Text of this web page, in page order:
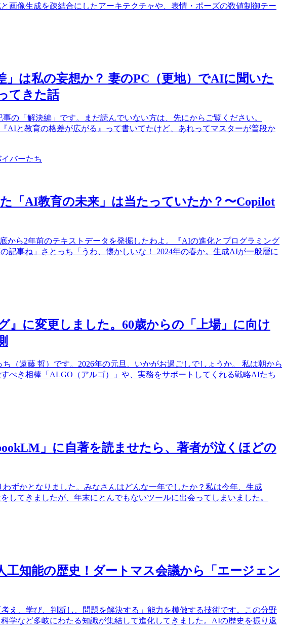
画像生成を疎結合にしたアーキテクチャや、表情・ポーズの数値制御テー
」は私の妄想か？ 妻のPC（更地）でAIに聞いた
てきた話
の「解決編」です。まだ読んでいない方は、先にからご覧ください。
AIと教育の格差が広がる』って書いてたけど、あれってマスターが普段か
バーたち
た「AI教育の未来」は当たっていたか？〜Copilot
から2年前のテキストデータを発掘したわよ。『AIの進化とプログラミング
事ね」さとっち「うわ、懐かしいな！ 2024年の春か。生成AIが一般層に
』に変更しました。60歳からの「上場」に向け
（遠藤 哲）です。2026年の元旦、いかがお過ごしでしょうか。 私は朝から
べき相棒「ALGO（アルゴ）」や、実務をサポートしてくれる戦略AIたち
」に自著を読ませたら、著者が泣くほどの
ずかとなりました。みなさんはどんな一年でしたか？私は今年、生成
してきましたが、年末にとんでもないツールに出会ってしまいました。
工知能の歴史！ダートマス会議から「エージェン
え、学び、判断し、問題を解決する」能力を模倣する技術です。この分野
学など多岐にわたる知識が集結して進化してきました。AIの歴史を振り返